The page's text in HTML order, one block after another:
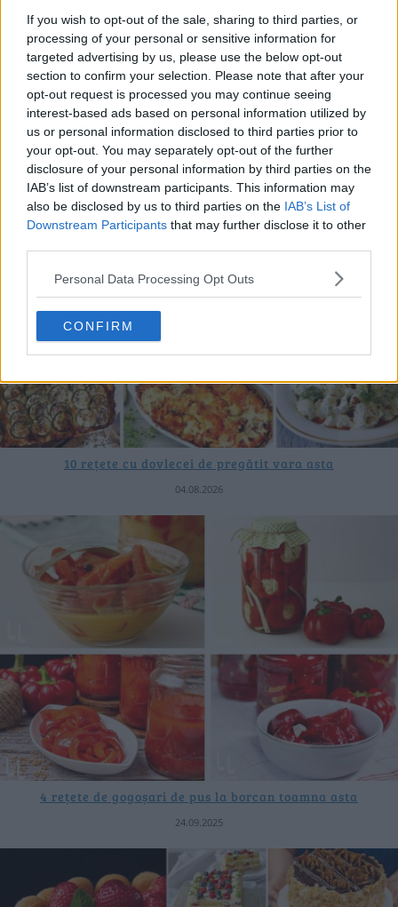
If you wish to opt-out of the sale, sharing to third parties, or
processing of your personal or sensitive information for
targeted advertising by us, please use the below opt-out
section to confirm your selection. Please note that after your
opt-out request is processed you may continue seeing
interest-based ads based on personal information utilized by
us or personal information disclosed to third parties prior to
your opt-out. You may separately opt-out of the further
disclosure of your personal information by third parties on the
IAB’s list of downstream participants. This information may
also be disclosed by us to third parties on the IAB’s List of
Downstream Participants that may further disclose it to other
Personal Data Processing Opt Outs
CONFIRM
20 de rețete de salate de vară fără prelucrare termică
06.08.2026
10 rețete cu dovlecei de pregătit vara asta
04.08.2026
4 rețete de gogoșari de pus la borcan toamna asta
24.09.2025